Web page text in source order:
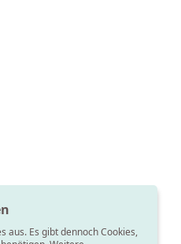
aus. Es gibt dennoch Cookies,